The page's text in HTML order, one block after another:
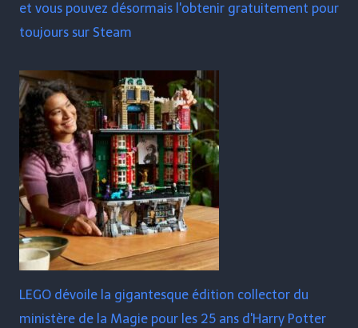
et vous pouvez désormais l'obtenir gratuitement pour
toujours sur Steam
LEGO dévoile la gigantesque édition collector du
ministère de la Magie pour les 25 ans d'Harry Potter